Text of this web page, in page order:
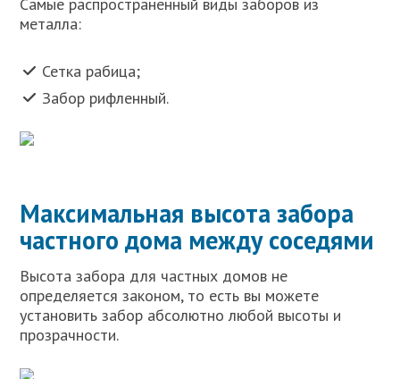
Самые распространенный виды заборов из
металла:
Сетка рабица;
Забор рифленный.
Максимальная высота забора
частного дома между соседями
Высота забора для частных домов не
определяется законом, то есть вы можете
установить забор абсолютно любой высоты и
прозрачности.